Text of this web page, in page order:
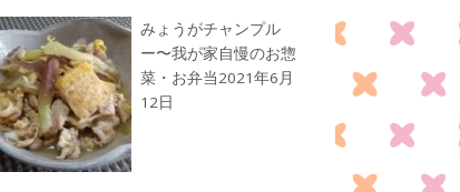
みょうがチャンプル
ー〜我が家自慢のお惣
菜・お弁当2021年6月
12日